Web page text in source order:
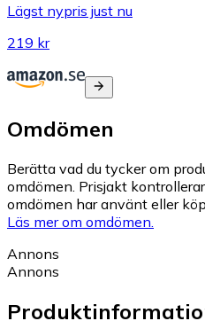
Lägst nypris just nu
219 kr
Omdömen
Berätta vad du tycker om
omdömen. Prisjakt
omdömen har använt eller
Läs mer om omdömen.
Annons
Annons